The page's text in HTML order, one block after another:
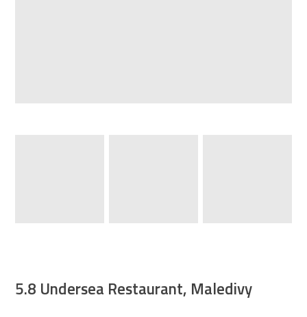
5.8 Undersea Restaurant, Maledivy